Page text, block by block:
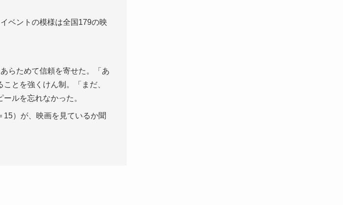
ベントの模様は全国179の映
らためて信頼を寄せた。「あ
とを強くけん制。「まだ、
ルを忘れなかった。
）が、映画を見ているか聞